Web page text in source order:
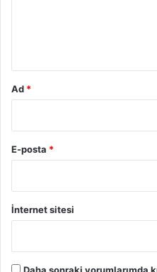
Ad *
E-posta *
İnternet sitesi